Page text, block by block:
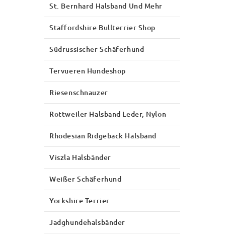
St. Bernhard Halsband Und Mehr
Staffordshire Bullterrier Shop
Südrussischer Schäferhund
Tervueren Hundeshop
Riesenschnauzer
Rottweiler Halsband Leder, Nylon
Rhodesian Ridgeback Halsband
Viszla Halsbänder
Weißer Schäferhund
Yorkshire Terrier
Jadghundehalsbänder